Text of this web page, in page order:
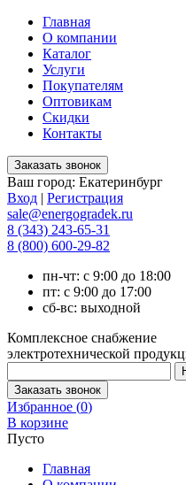
Главная
О компании
Каталог
Услуги
Покупателям
Оптовикам
Скидки
Контакты
Ваш город: Екатеринбург
Вход | Регистрация
sale@energogradek.ru
8 (343) 243-65-31
8 (800) 600-29-82
пн-чт: с 9:00 до 18:00
пт: с 9:00 до 17:00
сб-вс: выходной
Комплексное снабжение
электротехнической
Избранное (0)
В корзине
Пусто
Главная